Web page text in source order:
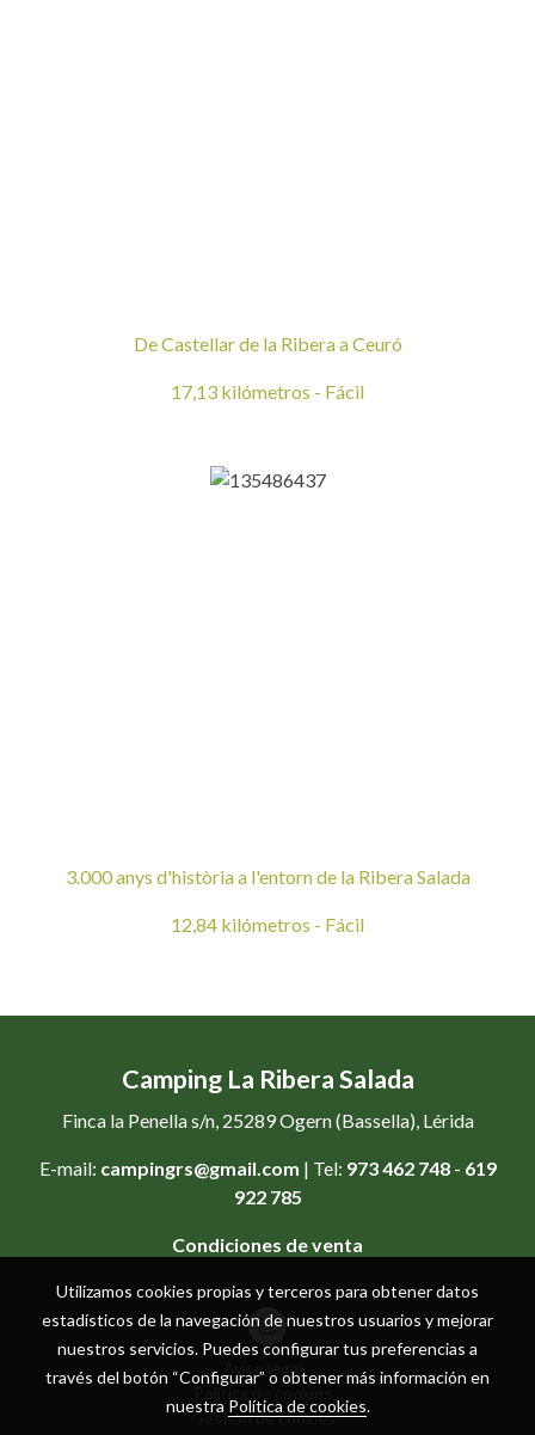
De Castellar de la Ribera a Ceuró
17,13 kilómetros - Fácil
3.000 anys d'història a l'entorn de la Ribera Salada
12,84 kilómetros - Fácil
Camping La Ribera Salada
Finca la Penella s/n, 25289 Ogern (Bassella), Lérida
E-mail: campingrs@gmail.com | Tel: 973 462 748 - 619
922 785
Condiciones de venta
Aviso legal
Política de cookies
Gestión de cookies
Utilizamos cookies propias y terceros para obtener datos
estadísticos de la navegación de nuestros usuarios y mejorar
nuestros servicios. Puedes configurar tus preferencias a
través del botón “Configurar” o obtener más información en
nuestra Política de cookies.